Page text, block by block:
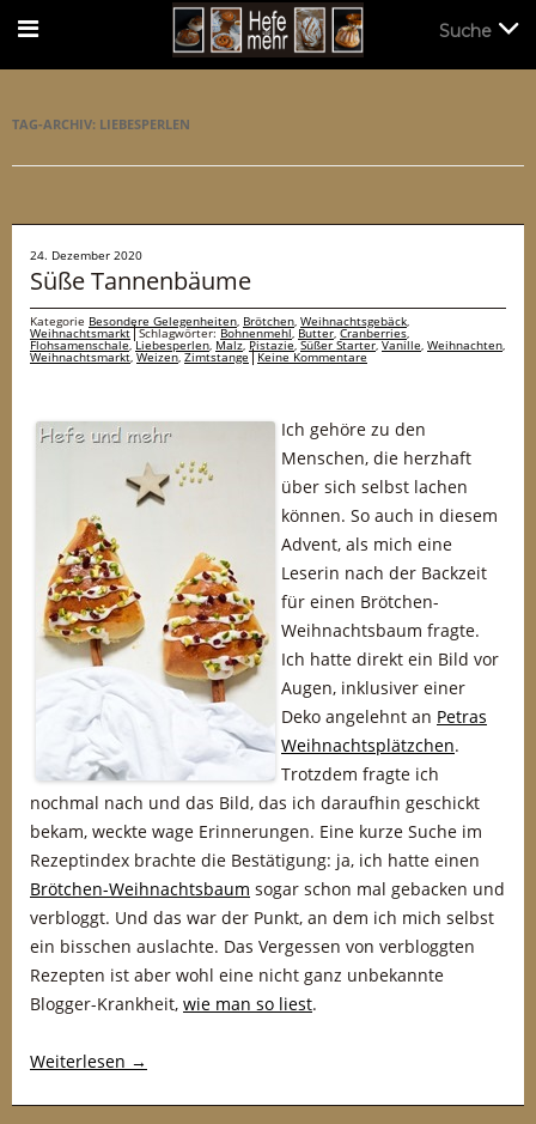
TAG-ARCHIV: LIEBESPERLEN
24. Dezember 2020
Süße Tannenbäume
Kategorie Besondere Gelegenheiten, Brötchen, Weihnachtsgebäck,
Weihnachtsmarkt Schlagwörter:Bohnenmehl, Butter,Cranberries,
Flohsamenschale,Liebesperlen, Malz,Pistazie,Süßer Starter,Vanille, Weihnachten,
Weihnachtsmarkt,Weizen,Zimtstange Keine Kommentare
Ich gehöre zu den
Menschen, die herzhaft
über sich selbst lachen
können. So auch in diesem
Advent, als mich eine
Leserin nach der Backzeit
für einen Brötchen-
Weihnachtsbaum fragte.
Ich hatte direkt ein Bild vor
Augen, inklusiver einer
Deko angelehnt an Petras
Weihnachtsplätzchen.
Trotzdem fragte ich
nochmal nach und das Bild, das ich daraufhin geschickt
bekam, weckte wage Erinnerungen. Eine kurze Suche im
Rezeptindex brachte die Bestätigung: ja, ich hatte einen
Brötchen-Weihnachtsbaum sogar schon mal gebacken und
verbloggt. Und das war der Punkt, an dem ich mich selbst
ein bisschen auslachte. Das Vergessen von verbloggten
Rezepten ist aber wohl eine nicht ganz unbekannte
Blogger-Krankheit, wie man so liest.
Weiterlesen →
Suche
Suche